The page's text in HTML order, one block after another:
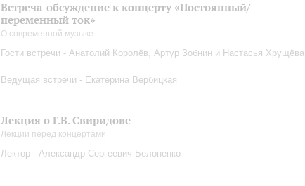
Встреча-обсуждение к концерту «Постоянный/
переменный ток»
О современной музыке
Гости встречи - Анатолий Королёв, Артур Зобнин и Настасья Хрущёва
Ведущая встречи - Екатерина Вербицкая
Лекция о Г.В. Свиридове
Лекции перед концертами
Лектор - Александр Сергеевич Белоненко